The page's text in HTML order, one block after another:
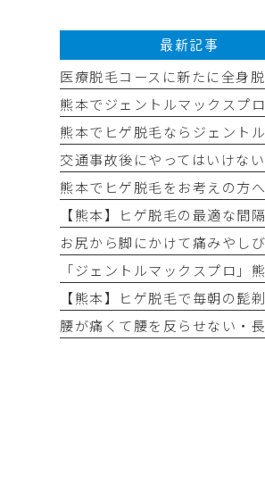
最新記事
熊本でヒゲ脱毛をお考えの方へ